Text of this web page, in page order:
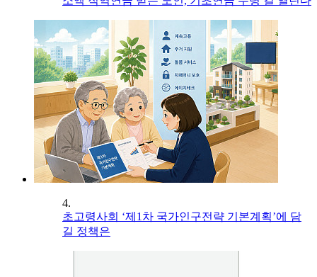
4.
초고령사회 ‘제1차 국가인구전략 기본계획’에 담
길 정책은